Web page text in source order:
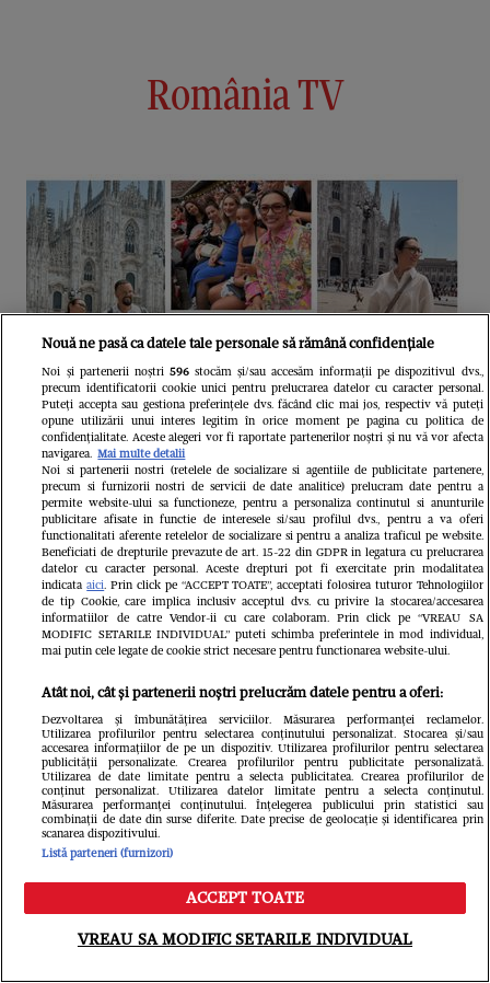
România TV
ROMÂNIA TV
Detaliul surpriză care a apărut în
pozele cu Andra Măruţă după
escapada de la Milano. Sute de
comentarii pe Facebook!
ROMÂNIA TV
Denise Rifai a fost înşelată.
Ce mesaje
ROMÂNIA
al Iuliei
Meniu Caută
Nouă ne pasă ca datele tale personale să rămână confidențiale
Noi și partenerii noștri 596stocăm și/sau accesăm informații pe dispozitivul dvs.,
precum identificatorii cookie unici pentru prelucrarea datelor cu caracter personal.
Puteți accepta sau gestiona preferințele dvs. făcând clic mai jos, respectiv vă puteți
opune utilizării unui interes legitim în orice moment pe pagina cu politica de
confidențialitate. Aceste alegeri vor fi raportate partenerilor noștri și nu vă vor afecta
navigarea. Mai multe detalii
Noi si partenerii nostri (retelele de socializare si agentiile de publicitate partenere,
precum si furnizorii nostri de servicii de date analitice) prelucram date pentru a
permite website-ului sa functioneze, pentru a personaliza continutul si anunturile
publicitare afisate in functie de interesele si/sau profilul dvs., pentru a va oferi
functionalitati aferente retelelor de socializare si pentru a analiza traficul pe website.
Beneficiati de drepturile prevazute de art. 15-22 din GDPR in legatura cu prelucrarea
datelor cu caracter personal. Aceste drepturi pot fi exercitate prin modalitatea
indicataaici. Prin click pe “ACCEPT TOATE”, acceptati folosirea tuturor Tehnologiilor
de tip Cookie, care implica inclusiv acceptul dvs. cu privire la stocarea/accesarea
informatiilor de catre Vendor-ii cu care colaboram. Prin click pe “VREAU SA
MODIFIC SETARILE INDIVIDUAL” puteti schimba preferintele in mod individual,
mai putin cele legate de cookie strict necesare pentru functionarea website-ului.
Atât noi, cât și partenerii noștri prelucrăm datele pentru a oferi:
Dezvoltarea și îmbunătățirea serviciilor. Măsurarea performanței reclamelor.
Utilizarea profilurilor pentru selectarea conținutului personalizat. Stocarea și/sau
accesarea informațiilor de pe un dispozitiv. Utilizarea profilurilor pentru selectarea
publicității personalizate. Crearea profilurilor pentru publicitate personalizată.
Utilizarea de date limitate pentru a selecta publicitatea. Crearea profilurilor de
conținut personalizat. Utilizarea datelor limitate pentru a selecta conținutul.
Măsurarea performanței conținutului. Înțelegerea publicului prin statistici sau
combinații de date din surse diferite. Date precise de geolocație și identificarea prin
scanarea dispozitivului.
Listă parteneri (furnizori)
ACCEPT TOATE
VREAU SA MODIFIC SETARILE INDIVIDUAL